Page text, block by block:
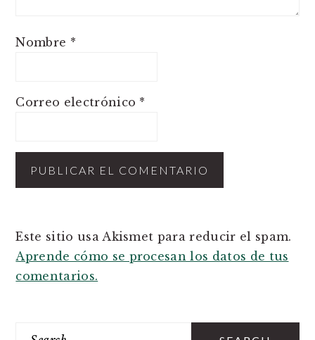
Nombre *
Correo electrónico *
Este sitio usa Akismet para reducir el spam.
Aprende cómo se procesan los datos de tus
comentarios.
Search